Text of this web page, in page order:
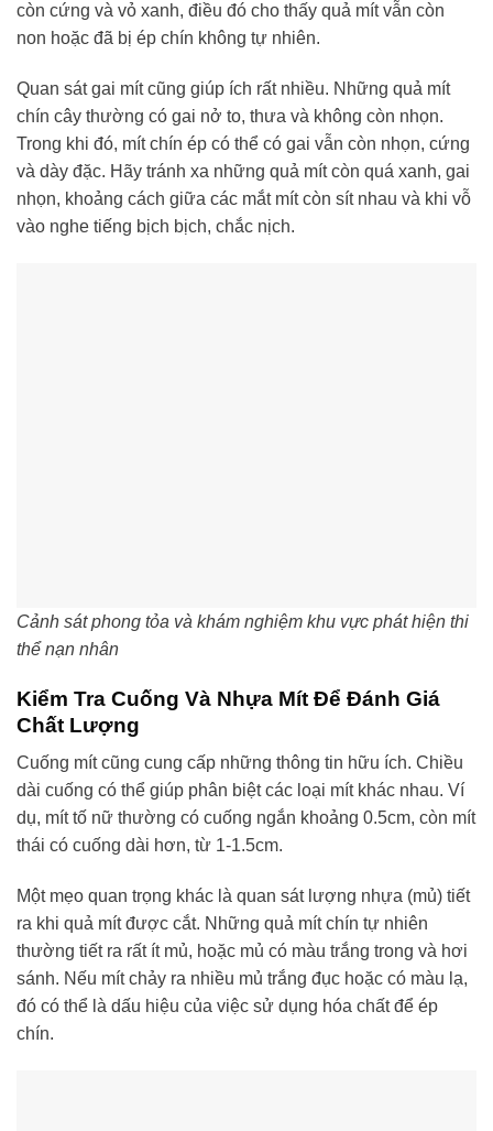
còn cứng và vỏ xanh, điều đó cho thấy quả mít vẫn còn
non hoặc đã bị ép chín không tự nhiên.
Quan sát gai mít cũng giúp ích rất nhiều. Những quả mít
chín cây thường có gai nở to, thưa và không còn nhọn.
Trong khi đó, mít chín ép có thể có gai vẫn còn nhọn, cứng
và dày đặc. Hãy tránh xa những quả mít còn quá xanh, gai
nhọn, khoảng cách giữa các mắt mít còn sít nhau và khi vỗ
vào nghe tiếng bịch bịch, chắc nịch.
Cảnh sát phong tỏa và khám nghiệm khu vực phát hiện thi
thể nạn nhân
Kiểm Tra Cuống Và Nhựa Mít Để Đánh Giá
Chất Lượng
Cuống mít cũng cung cấp những thông tin hữu ích. Chiều
dài cuống có thể giúp phân biệt các loại mít khác nhau. Ví
dụ, mít tố nữ thường có cuống ngắn khoảng 0.5cm, còn mít
thái có cuống dài hơn, từ 1-1.5cm.
Một mẹo quan trọng khác là quan sát lượng nhựa (mủ) tiết
ra khi quả mít được cắt. Những quả mít chín tự nhiên
thường tiết ra rất ít mủ, hoặc mủ có màu trắng trong và hơi
sánh. Nếu mít chảy ra nhiều mủ trắng đục hoặc có màu lạ,
đó có thể là dấu hiệu của việc sử dụng hóa chất để ép
chín.